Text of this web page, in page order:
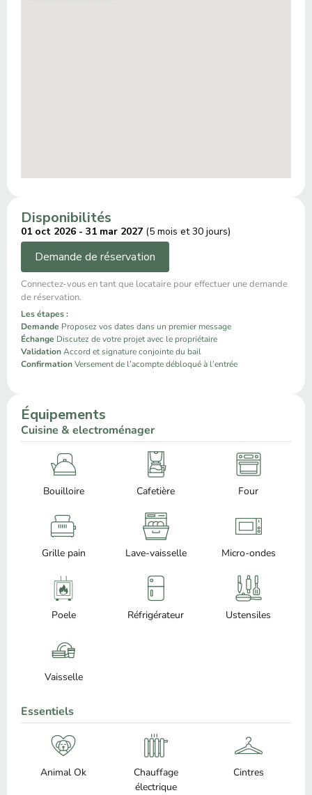
Disponibilités
01 oct 2026 - 31 mar 2027 (5 mois et 30 jours)
Demande de réservation
Connectez-vous en tant que locataire pour effectuer une demande
de réservation.
Les étapes :
Demande Proposez vos dates dans un premier message
Échange Discutez de votre projet avec le propriétaire
ValidationAccord et signature conjointe du bail
ConfirmationVersement de l’acompte débloqué à l’entrée
Équipements
Cuisine & electroménager
Bouilloire Cafetière Four
Grille pain Lave-vaisselle Micro-ondes
Poele Réfrigérateur Ustensiles
Vaisselle
Essentiels
Animal Ok
Chauffage
électrique
Cintres